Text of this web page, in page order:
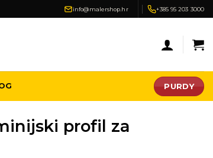
info@malershop.hr +385 95 203 3000
PURDY
profil za